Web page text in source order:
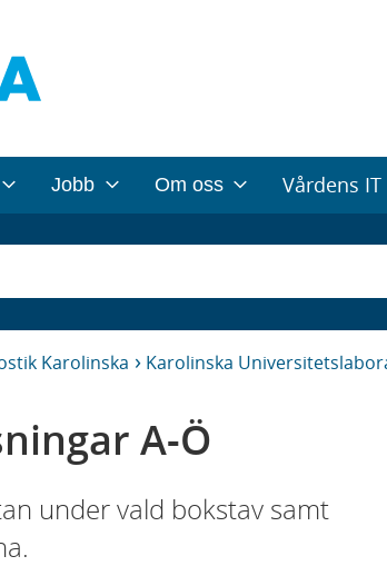
Jobb Om oss Vårdens IT
Karolinska Karolinska
A-Ö
under vald bokstav samt